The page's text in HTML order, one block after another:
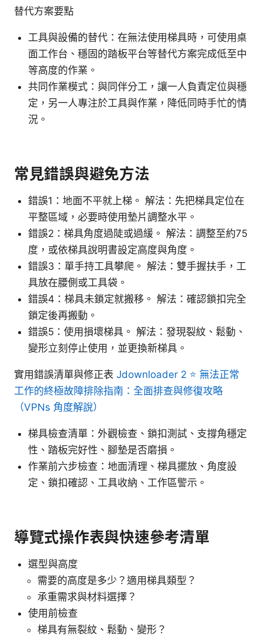
替代方案要點
工具與設備的替代：在無法使用梯具時，可使用桌
面工作台、穩固的踏板平台等替代方案完成低至中
等高度的作業。
共同作業模式：與同伴分工，讓一人負責定位與穩
定，另一人專注於工具與作業，降低同時手忙的情
況。
常見錯誤與避免方法
錯誤1：地面不平就上梯。 解法：先把梯具定位在
平整區域，必要時使用墊片調整水平。
錯誤2：梯具角度過陡或過緩。 解法：調整至約75
度，或依梯具說明書設定高度與角度。
錯誤3：單手持工具攀爬。 解法：雙手握扶手，工
具放在腰側或工具袋。
錯誤4：梯具未鎖定就搬移。 解法：確認鎖扣完全
鎖定後再搬動。
錯誤5：使用損壞梯具。 解法：發現裂紋、鬆動、
變形立刻停止使用，並更換新梯具。
實用錯誤清單與修正表 Jdownloader 2 ⭐ 無法正常
工作的終極故障排除指南：全面排查與修復攻略
（VPNs 角度解說）
梯具檢查清單：外觀檢查、鎖扣測試、支撐角穩定
性、踏板完好性、腳墊是否磨損。
作業前六步檢查：地面清理、梯具擺放、角度設
定、鎖扣確認、工具收納、工作區警示。
導覽式操作表與快速參考清單
選型與高度
需要的高度是多少？適用梯具類型？
承重需求與材料選擇？
使用前檢查
梯具有無裂紋、鬆動、變形？